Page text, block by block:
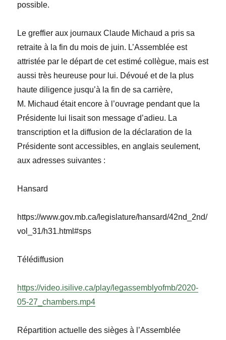
possible.
Le greffier aux journauxClaude Michaud a pris sa
retraite à la fin du mois de juin. L’Assemblée est
attristée par le départ de cet estimé collègue, mais est
aussi très heureuse pour lui. Dévoué et de la plus
haute diligence jusqu’à la fin de sa carrière,
M. Michaud était encore à l’ouvrage pendant que la
Présidente lui lisait son message d’adieu. La
transcription et la diffusion de la déclaration de la
Présidente sont accessibles, en anglais seulement,
aux adresses suivantes :
Hansard
https://www.gov.mb.ca/legislature/hansard/42nd_2nd/
vol_31/h31.html#sps
Télédiffusion
https://video.isilive.ca/play/legassemblyofmb/2020-
05-27_chambers.mp4
Répartition actuelle des siègesà l’Assemblée